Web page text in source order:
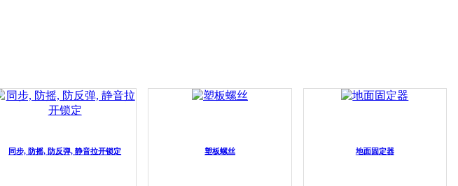
同步, 防摇, 防反弹, 静音拉开锁定 塑板螺丝 地面固定器